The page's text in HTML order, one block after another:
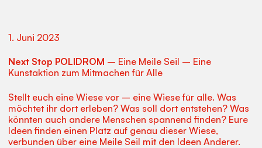
1. Juni 2023
Next Stop POLIDROM – Eine Meile Seil – Eine
Kunstaktion zum Mitmachen für Alle
Stellt euch eine Wiese vor – eine Wiese für alle. Was
möchtet ihr dort erleben? Was soll dort entstehen? Was
könnten auch andere Menschen spannend finden? Eure
Ideen finden einen Platz auf genau dieser Wiese,
verbunden über eine Meile Seil mit den Ideen Anderer.